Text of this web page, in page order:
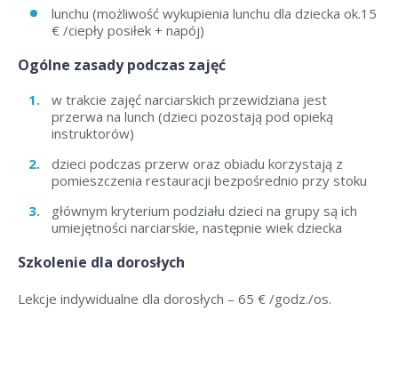
lunchu (możliwość wykupienia lunchu dla dziecka ok.15
€ /ciepły posiłek + napój)
Ogólne zasady podczas zajęć
w trakcie zajęć narciarskich przewidziana jest
przerwa na lunch (dzieci pozostają pod opieką
instruktorów)
dzieci podczas przerw oraz obiadu korzystają z
pomieszczenia restauracji bezpośrednio przy stoku
głównym kryterium podziału dzieci na grupy są ich
umiejętności narciarskie, następnie wiek dziecka
Szkolenie dla dorosłych
Lekcje indywidualne dla dorosłych – 65 € /godz./os.